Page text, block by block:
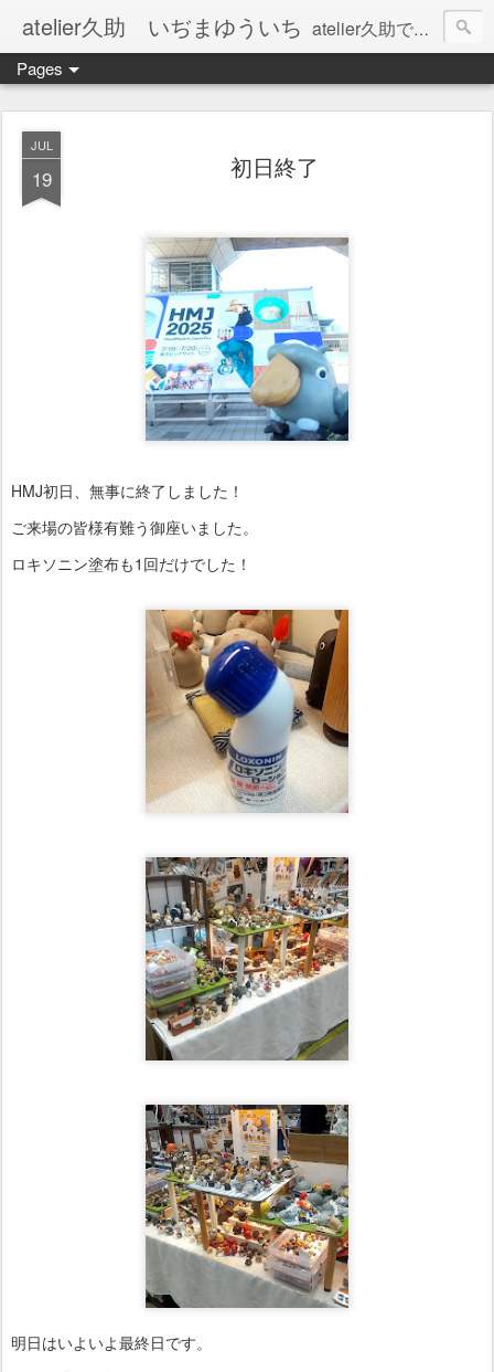
atelier久助 いぢまゆういち atelier久助では土と火から暖かなモノたちを生み出しています。 ご覧になられた方が和んで頂ければ幸いです。
Pages
JUL
19 初日終了
HMJ初日、無事に終了しました！
ご来場の皆様有難う御座いました。
ロキソニン塗布も1回だけでした！
明日はいよいよ最終日です。